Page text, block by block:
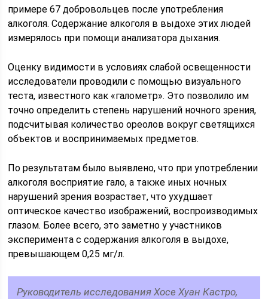
примере 67 добровольцев после употребления
алкоголя. Содержание алкоголя в выдохе этих людей
измерялось при помощи анализатора дыхания.
Оценку видимости в условиях слабой освещенности
исследователи проводили с помощью визуального
теста, известного как «галометр». Это позволило им
точно определить степень нарушений ночного зрения,
подсчитывая количество ореолов вокруг светящихся
объектов и воспринимаемых предметов.
По результатам было выявлено, что при употреблении
алкоголя восприятие гало, а также иных ночных
нарушений зрения возрастает, что ухудшает
оптическое качество изображений, воспроизводимых
глазом. Более всего, это заметно у участников
эксперимента с содержания алкоголя в выдохе,
превышающем 0,25 мг/л.
Руководитель исследования Хосе Хуан Кастро,